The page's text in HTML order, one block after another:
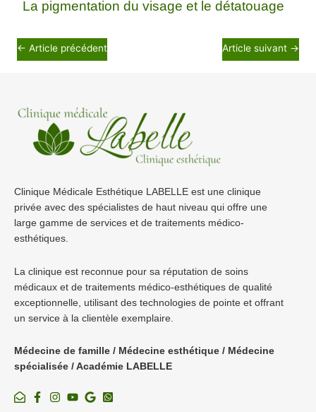
La pigmentation du visage et le détatouage
← Article précédent Article suivant →
Clinique Médicale Esthétique LABELLE est une clinique
privée avec des spécialistes de haut niveau qui offre une
large gamme de services et de traitements médico-
esthétiques.
La clinique est reconnue pour sa réputation de soins
médicaux et de traitements médico-esthétiques de qualité
exceptionnelle, utilisant des technologies de pointe et offrant
un service à la clientèle exemplaire.
Médecine de famille / Médecine esthétique / Médecine
spécialisée / Académie LABELLE